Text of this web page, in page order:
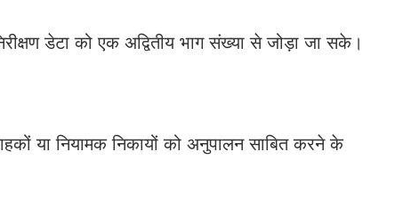
डेटा को एक अद्वितीय भाग संख्या से जोड़ा जा सके।
या नियामक निकायों को अनुपालन साबित करने के